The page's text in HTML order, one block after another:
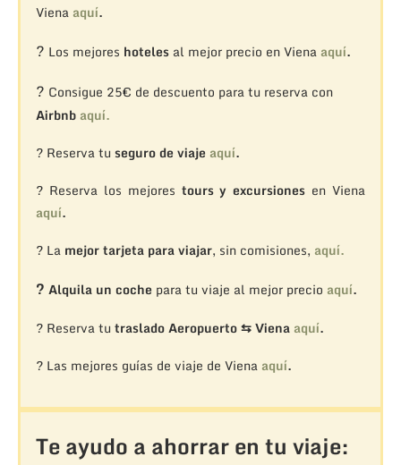
Viena aquí.
? Los mejores hotelesal mejor precio en Viena aquí.
? Consigue 25€ de descuento para tu reserva con
Airbnb aquí.
? Reserva tu seguro de viaje aquí.
? Reserva los mejores tours y excursiones en Viena
aquí.
? La mejor tarjeta para viajar, sin comisiones, aquí.
? Alquila un coche para tu viaje al mejor precio aquí.
? Reserva tu traslado Aeropuerto ⇆ Viena aquí.
? Las mejores guías de viaje de Viena aquí.
Te ayudo a ahorrar en tu viaje: